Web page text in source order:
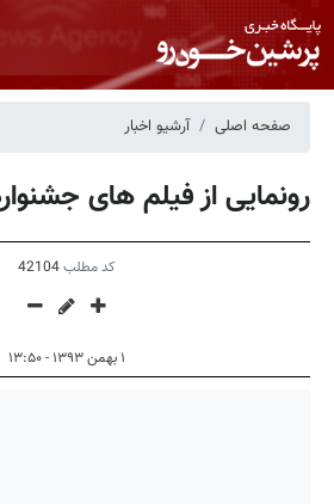
صفحه اصلی آرشیو اخبار
رونمایی از فیلم های
کد مطلب42104
۱ بهمن ۱۳۹۳ - ۱۳:۵۰